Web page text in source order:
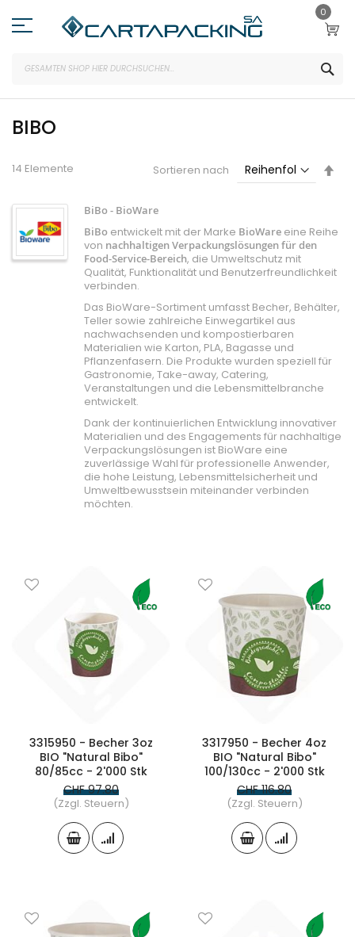
Inhalt
springen
0
BIBO
BiBo - BioWare
BiBo entwickelt mit der Marke BioWare eine Reihe
von nachhaltigen Verpackungslösungen für den
Food-Service-Bereich, die Umweltschutz mit
Qualität, Funktionalität und Benutzerfreundlichkeit
verbinden.
Das BioWare-Sortiment umfasst Becher, Behälter,
Teller sowie zahlreiche Einwegartikel aus
nachwachsenden und kompostierbaren
Materialien wie Karton, PLA, Bagasse und
Pflanzenfasern. Die Produkte wurden speziell für
Gastronomie, Take-away, Catering,
Veranstaltungen und die Lebensmittelbranche
entwickelt.
Dank der kontinuierlichen Entwicklung innovativer
Materialien und des Engagements für nachhaltige
Verpackungslösungen ist BioWare eine
zuverlässige Wahl für professionelle Anwender,
die hohe Leistung, Lebensmittelsicherheit und
Umweltbewusstsein miteinander verbinden
möchten.
14 Elemente Sortieren nach
3315950 - Becher 3oz
BIO "Natural Bibo"
80/85cc - 2'000 Stk
CHF 97.80
(Zzgl. Steuern)
3317950 - Becher 4oz
BIO "Natural Bibo"
100/130cc - 2'000 Stk
CHF 116.80
(Zzgl. Steuern)